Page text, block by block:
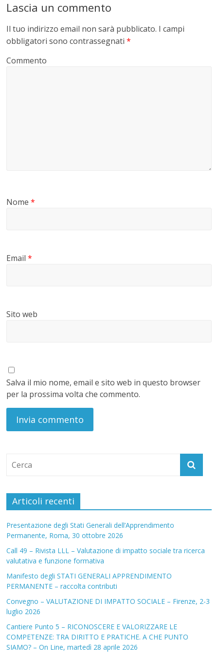
Lascia un commento
Il tuo indirizzo email non sarà pubblicato. I campi
obbligatori sono contrassegnati*
Commento
Nome*
Email*
Sito web
Salva il mio nome, email e sito web in questo browser
per la prossima volta che commento.
Articoli recenti
Presentazione degli Stati Generali dell’Apprendimento
Permanente, Roma, 30 ottobre 2026
Call 49 – Rivista LLL – Valutazione di impatto sociale tra ricerca
valutativa e funzione formativa
Manifesto degli STATI GENERALI APPRENDIMENTO
PERMANENTE – raccolta contributi
Convegno – VALUTAZIONE DI IMPATTO SOCIALE – Firenze, 2-3
luglio 2026
Cantiere Punto 5 – RICONOSCERE E VALORIZZARE LE
COMPETENZE: TRA DIRITTO E PRATICHE. A CHE PUNTO
SIAMO? – On Line, martedì 28 aprile 2026